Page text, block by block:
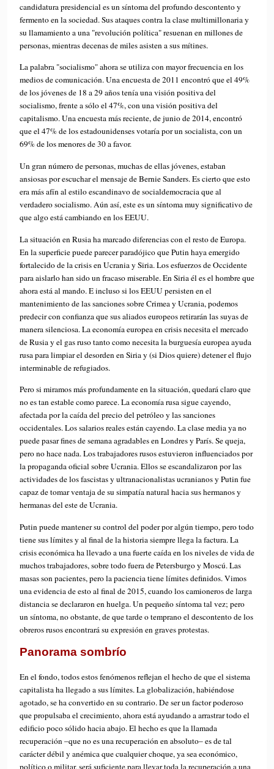
candidatura presidencial es un síntoma del profundo descontento y
fermento en la sociedad. Sus ataques contra la clase multimillonaria y
su llamamiento a una "revolución política" resuenan en millones de
personas, mientras decenas de miles asisten a sus mítines.
La palabra "socialismo" ahora se utiliza con mayor frecuencia en los
medios de comunicación. Una encuesta de 2011 encontró que el 49%
de los jóvenes de 18 a 29 años tenía una visión positiva del
socialismo, frente a sólo el 47%, con una visión positiva del
capitalismo. Una encuesta más reciente, de junio de 2014, encontró
que el 47% de los estadounidenses votaría por un socialista, con un
69% de los menores de 30 a favor.
Un gran número de personas, muchas de ellas jóvenes, estaban
ansiosas por escuchar el mensaje de Bernie Sanders. Es cierto que esto
era más afín al estilo escandinavo de socialdemocracia que al
verdadero socialismo. Aún así, este es un síntoma muy significativo de
que algo está cambiando en los EEUU.
La situación en Rusia ha marcado diferencias con el resto de Europa.
En la superficie puede parecer paradójico que Putin haya emergido
fortalecido de la crisis en Ucrania y Siria. Los esfuerzos de Occidente
para aislarlo han sido un fracaso miserable. En Siria él es el hombre que
ahora está al mando. E incluso si los EEUU persisten en el
mantenimiento de las sanciones sobre Crimea y Ucrania, podemos
predecir con confianza que sus aliados europeos retirarán las suyas de
manera silenciosa. La economía europea en crisis necesita el mercado
de Rusia y el gas ruso tanto como necesita la burguesía europea ayuda
rusa para limpiar el desorden en Siria y (si Dios quiere) detener el flujo
interminable de refugiados.
Pero si miramos más profundamente en la situación, quedará claro que
no es tan estable como parece. La economía rusa sigue cayendo,
afectada por la caída del precio del petróleo y las sanciones
occidentales. Los salarios reales están cayendo. La clase media ya no
puede pasar fines de semana agradables en Londres y París. Se queja,
pero no hace nada. Los trabajadores rusos estuvieron influenciados por
la propaganda oficial sobre Ucrania. Ellos se escandalizaron por las
actividades de los fascistas y ultranacionalistas ucranianos y Putin fue
capaz de tomar ventaja de su simpatía natural hacia sus hermanos y
hermanas del este de Ucrania.
Putin puede mantener su control del poder por algún tiempo, pero todo
tiene sus límites y al final de la historia siempre llega la factura. La
crisis económica ha llevado a una fuerte caída en los niveles de vida de
muchos trabajadores, sobre todo fuera de Petersburgo y Moscú. Las
masas son pacientes, pero la paciencia tiene límites definidos. Vimos
una evidencia de esto al final de 2015, cuando los camioneros de larga
distancia se declararon en huelga. Un pequeño síntoma tal vez; pero
un síntoma, no obstante, de que tarde o temprano el descontento de los
obreros rusos encontrará su expresión en graves protestas.
Panorama sombrío
En el fondo, todos estos fenómenos reflejan el hecho de que el sistema
capitalista ha llegado a sus límites. La globalización, habiéndose
agotado, se ha convertido en su contrario. De ser un factor poderoso
que propulsaba el crecimiento, ahora está ayudando a arrastrar todo el
edificio poco sólido hacia abajo. El hecho es que la llamada
recuperación –que no es una recuperación en absoluto– es de tal
carácter débil y anémica que cualquier choque, ya sea económico,
político o militar, será suficiente para llevar toda la recuperación a una